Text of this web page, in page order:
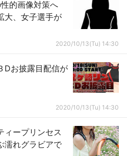
性的画像対策へ
大、女子選手が
2020/10/13(Tu) 14:30
Dお披露目配信が
2020/10/13(Tu) 14:30
ィープリンセス
濡れグラビアで